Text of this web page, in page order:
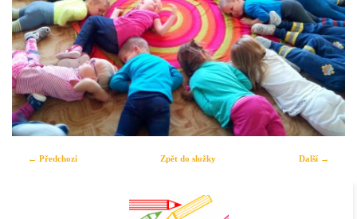
← Předchozí Další →
Zpět do složky